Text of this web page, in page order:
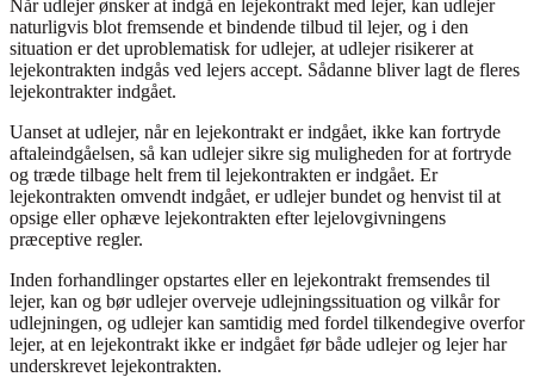
Når udlejer ønsker at indgå en lejekontrakt med lejer, kan udlejer
naturligvis blot fremsende et bindende tilbud til lejer, og i den
situation er det uproblematisk for udlejer, at udlejer risikerer at
lejekontrakten indgås ved lejers accept. Sådanne bliver lagt de fleres
lejekontrakter indgået.
Uanset at udlejer, når en lejekontrakt er indgået, ikke kan fortryde
aftaleindgåelsen, så kan udlejer sikre sig muligheden for at fortryde
og træde tilbage helt frem til lejekontrakten er indgået. Er
lejekontrakten omvendt indgået, er udlejer bundet og henvist til at
opsige eller ophæve lejekontrakten efter lejelovgivningens
præceptive regler.
Inden forhandlinger opstartes eller en lejekontrakt fremsendes til
lejer, kan og bør udlejer overveje udlejningssituation og vilkår for
udlejningen, og udlejer kan samtidig med fordel tilkendegive overfor
lejer, at en lejekontrakt ikke er indgået før både udlejer og lejer har
underskrevet lejekontrakten.